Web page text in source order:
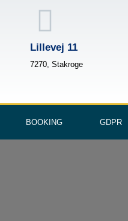
Lillevej 11
7270, Stakroge
BOOKING GDPR